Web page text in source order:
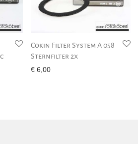
Cokin Filter System A 058
Sternfilter 2x
€ 6,00